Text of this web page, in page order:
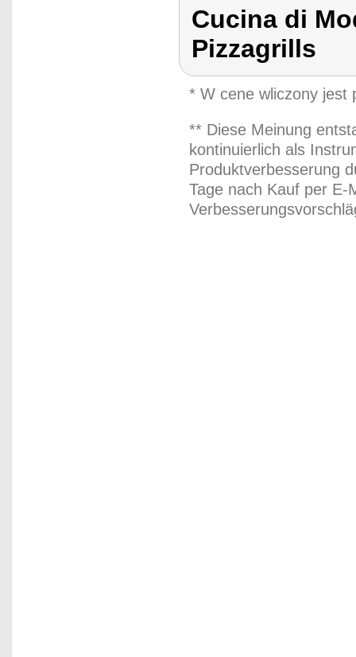
Cucina di
Pizzagrills
* W cene wliczony jest
** Diese Meinung
kontinuierlich als
Produktverbesserung
Tage nach Kauf per E-